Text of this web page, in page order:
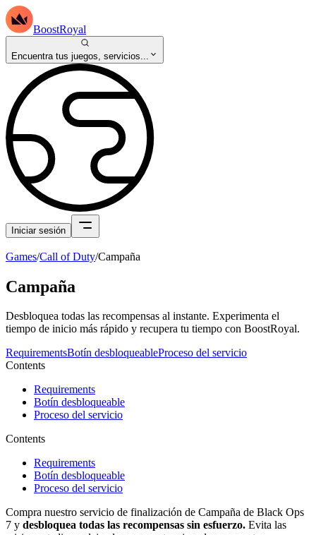
BoostRoyal
Encuentra tus juegos, servicios...
Iniciar sesión
Games/Call of Duty/Campaña
Campaña
Desbloquea todas las recompensas al instante. Experimenta el
tiempo de inicio más rápido y recupera tu tiempo con BoostRoyal.
RequirementsBotín desbloqueableProceso del servicio
Contents
Requirements
Botín desbloqueable
Proceso del servicio
Contents
Requirements
Botín desbloqueable
Proceso del servicio
Compra nuestro servicio de finalización de Campaña de Black Ops
7 y desbloquea todas las recompensas sin esfuerzo. Evita las